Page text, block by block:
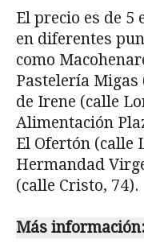
El precio es de 5
en diferentes
como
Pastelería Migas
de Irene (calle
Alimentación
El Ofertón (calle
Hermandad
(calle Cristo, 74).
Más información: